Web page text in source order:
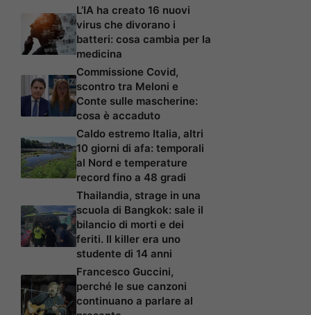
L’IA ha creato 16 nuovi
virus che divorano i
batteri: cosa cambia per la
medicina
Commissione Covid,
scontro tra Meloni e
Conte sulle mascherine:
cosa è accaduto
Caldo estremo Italia, altri
10 giorni di afa: temporali
al Nord e temperature
record fino a 48 gradi
Thailandia, strage in una
scuola di Bangkok: sale il
bilancio di morti e dei
feriti. Il killer era uno
studente di 14 anni
Francesco Guccini,
perché le sue canzoni
continuano a parlare al